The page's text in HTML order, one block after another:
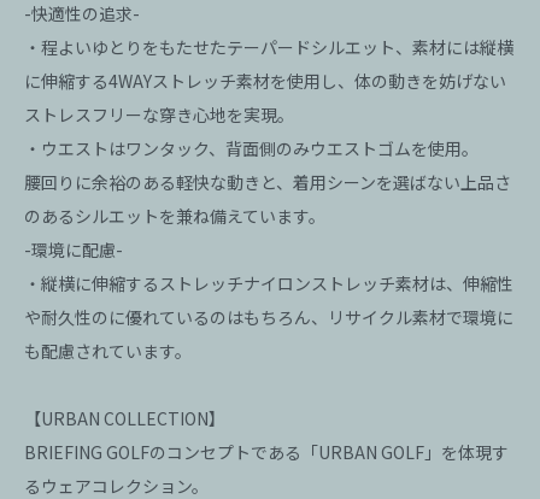
-快適性の追求-
・程よいゆとりをもたせたテーパードシルエット、素材には縦横
に伸縮する4WAYストレッチ素材を使用し、体の動きを妨げない
ストレスフリーな穿き心地を実現。
・ウエストはワンタック、背面側のみウエストゴムを使用。
腰回りに余裕のある軽快な動きと、着用シーンを選ばない上品さ
のあるシルエットを兼ね備えています。
-環境に配慮-
・縦横に伸縮するストレッチナイロンストレッチ素材は、伸縮性
や耐久性のに優れているのはもちろん、リサイクル素材で環境に
も配慮されています。
【URBAN COLLECTION】
BRIEFING GOLFのコンセプトである「URBAN GOLF」を体現す
るウェアコレクション。